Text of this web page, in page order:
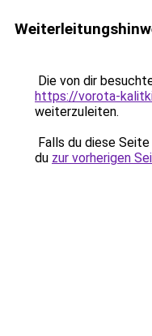
Die von dir
https://vorota-
weiterzuleiten.
Falls du diese
du zur vorherigen